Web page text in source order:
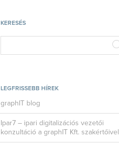
KERESÉS
LEGFRISSEBB HÍREK
graphIT blog
Ipar7 – ipari digitalizációs vezetői
konzultáció a graphIT Kft. szakértőivel